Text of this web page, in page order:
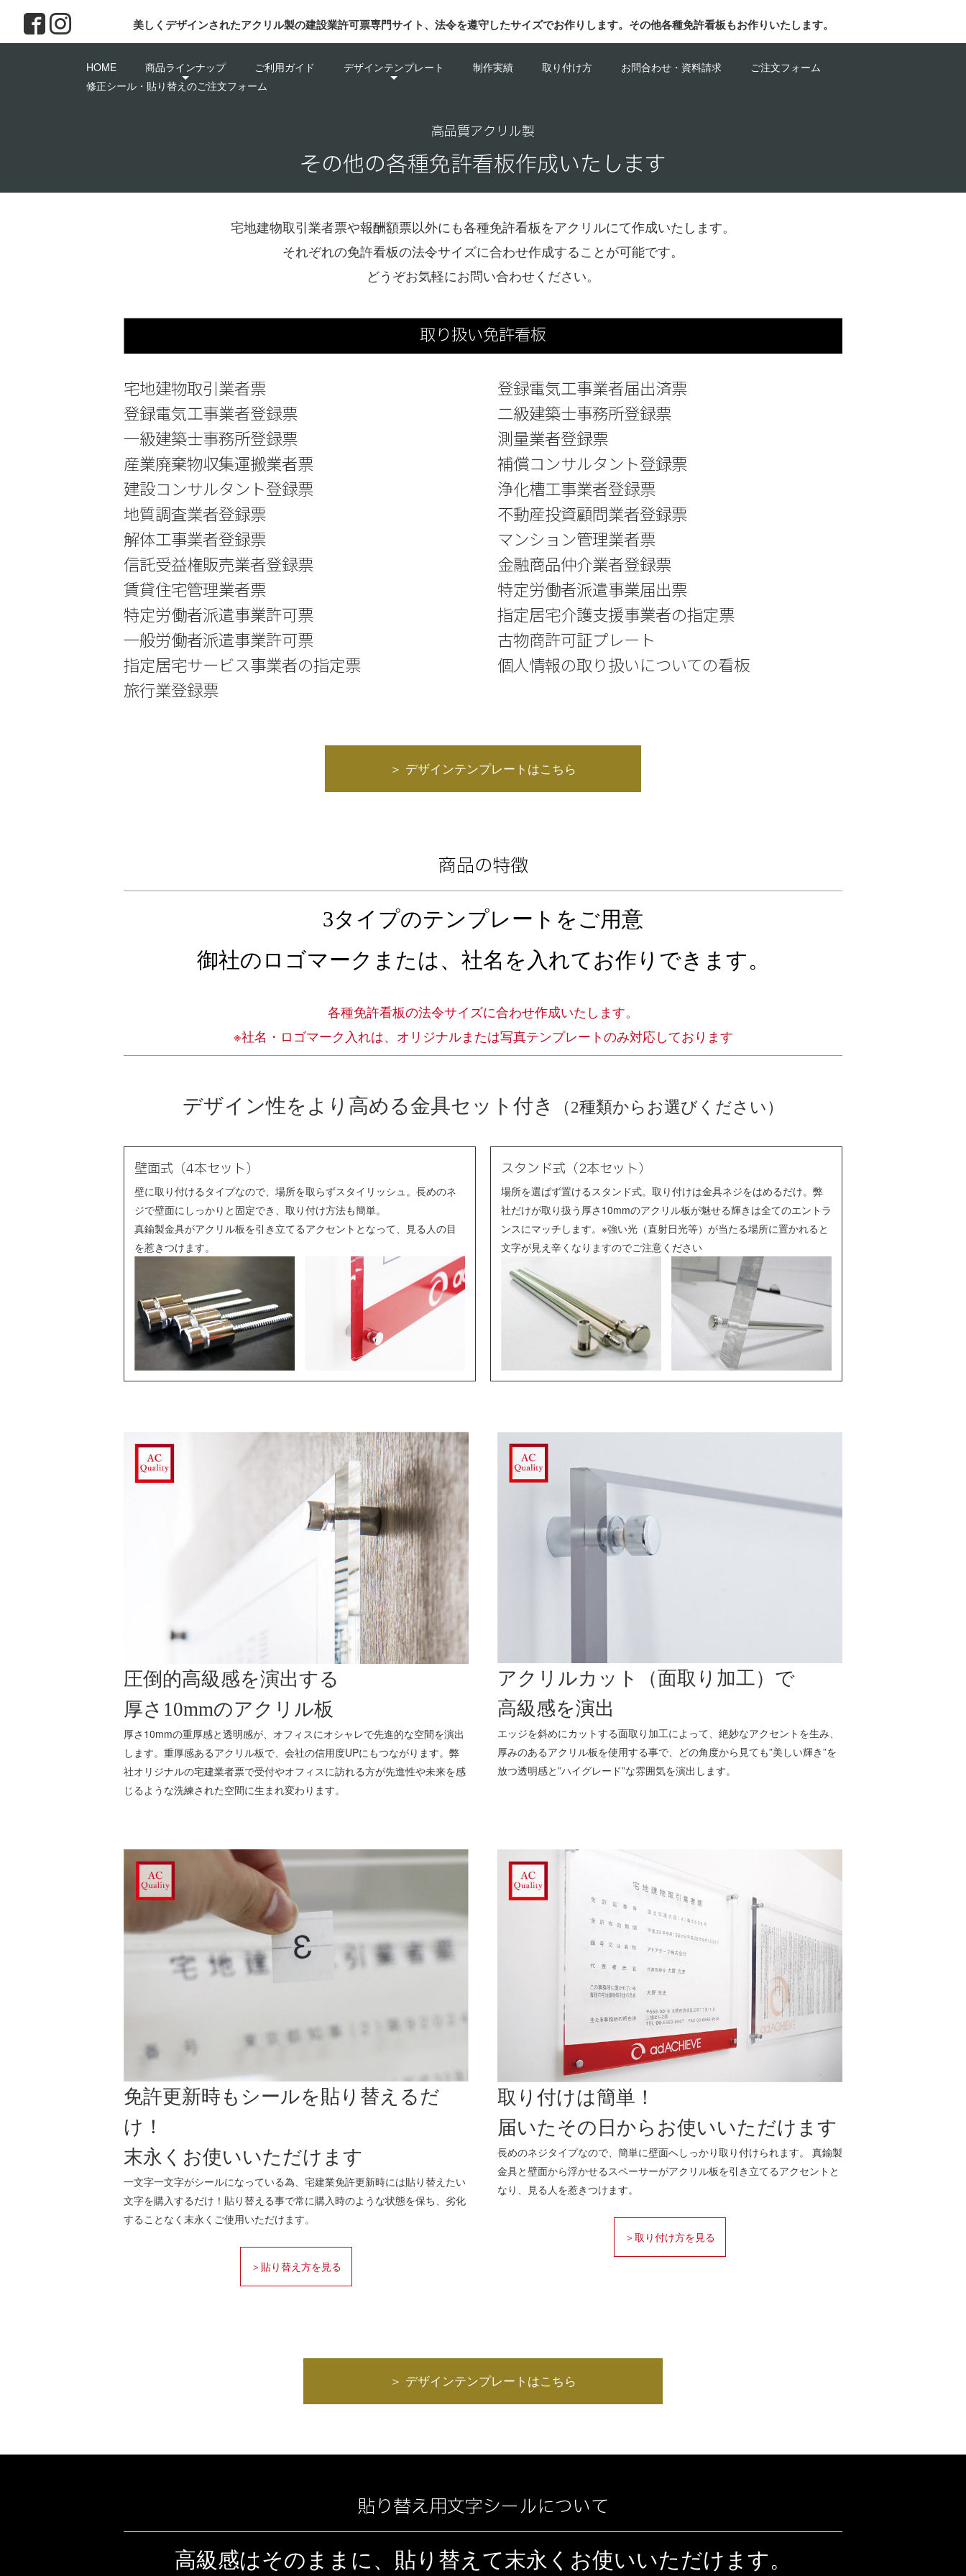
美しくデザインされたアクリル製の建設業許可票専門サイト、法令を遵守したサイズでお作りします。その他各種免許看板もお作りいたします。
HOME 商品ラインナップ ご利用ガイド デザインテンプレート 制作実績 取り付け方 お問合わせ・資料請求
ご注文フォーム
修正シール・貼り替えのご注文フォーム
高品質アクリル製
その他の各種免許看板作成いたします
宅地建物取引業者票や報酬額票以外にも各種免許看板をアクリルにて作成いたします。
それぞれの免許看板の法令サイズに合わせ作成することが可能です。
どうぞお気軽にお問い合わせください。
取り扱い免許看板
宅地建物取引業者票
登録電気工事業者登録票
一級建築士事務所登録票
産業廃棄物収集運搬業者票
建設コンサルタント登録票
地質調査業者登録票
解体工事業者登録票
信託受益権販売業者登録票
賃貸住宅管理業者票
特定労働者派遣事業許可票
一般労働者派遣事業許可票
指定居宅サービス事業者の指定票
旅行業登録票
登録電気工事業者届出済票
二級建築士事務所登録票
測量業者登録票
補償コンサルタント登録票
浄化槽工事業者登録票
不動産投資顧問業者登録票
マンション管理業者票
金融商品仲介業者登録票
特定労働者派遣事業届出票
指定居宅介護支援事業者の指定票
古物商許可証プレート
個人情報の取り扱いについての看板
＞ デザインテンプレートはこちら
商品の特徴
3タイプのテンプレートをご用意
御社のロゴマークまたは、社名を入れてお作りできます。
各種免許看板の法令サイズに合わせ作成いたします。
※社名・ロゴマーク入れは、オリジナルまたは写真テンプレートのみ対応しております
デザイン性をより高める金具セット付き （2種類からお選びください）
壁面式（4本セット）
壁に取り付けるタイプなので、場所を取らずスタイリッシュ。長めのネ
ジで壁面にしっかりと固定でき、取り付け方法も簡単。
真鍮製金具がアクリル板を引き立てるアクセントとなって、見る人の目
を惹きつけます。
スタンド式（2本セット）
場所を選ばず置けるスタンド式。取り付けは金具ネジをはめるだけ。弊
社だけが取り扱う厚さ10mmのアクリル板が魅せる輝きは全てのエントラ
ンスにマッチします。※強い光（直射日光等）が当たる場所に置かれると
文字が見え辛くなりますのでご注意ください
圧倒的高級感を演出する
厚さ10mmのアクリル板
厚さ10mmの重厚感と透明感が、オフィスにオシャレで先進的な空間を演出
します。重厚感あるアクリル板で、会社の信用度UPにもつながります。弊
社オリジナルの宅建業者票で受付やオフィスに訪れる方が先進性や未来を感
じるような洗練された空間に生まれ変わります。
アクリルカット（面取り加工）で
高級感を演出
エッジを斜めにカットする面取り加工によって、絶妙なアクセントを生み、
厚みのあるアクリル板を使用する事で、どの角度から見ても”美しい輝き”を
放つ透明感と”ハイグレード”な雰囲気を演出します。
免許更新時もシールを貼り替えるだ
け！
末永くお使いいただけます
一文字一文字がシールになっている為、宅建業免許更新時には貼り替えたい
文字を購入するだけ！貼り替える事で常に購入時のような状態を保ち、劣化
することなく末永くご使用いただけます。
＞貼り替え方を見る
取り付けは簡単！
届いたその日からお使いいただけます
長めのネジタイプなので、簡単に壁面へしっかり取り付けられます。 真鍮製
金具と壁面から浮かせるスペーサーがアクリル板を引き立てるアクセントと
なり、見る人を惹きつけます。
＞取り付け方を見る
＞ デザインテンプレートはこちら
貼り替え用文字シールについて
高級感はそのままに、貼り替えて末永くお使いいただけます。